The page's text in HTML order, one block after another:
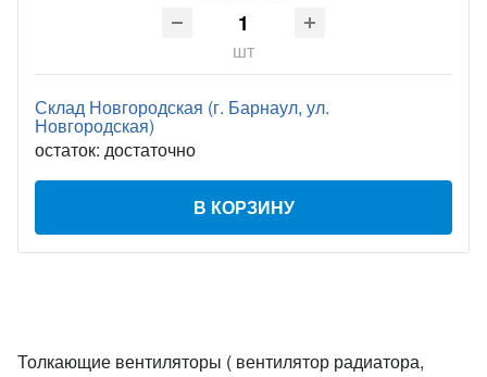
шт
Склад Новгородская (г. Барнаул, ул.
Новгородская)
остаток: достаточно
В КОРЗИНУ
Толкающие вентиляторы ( вентилятор радиатора,